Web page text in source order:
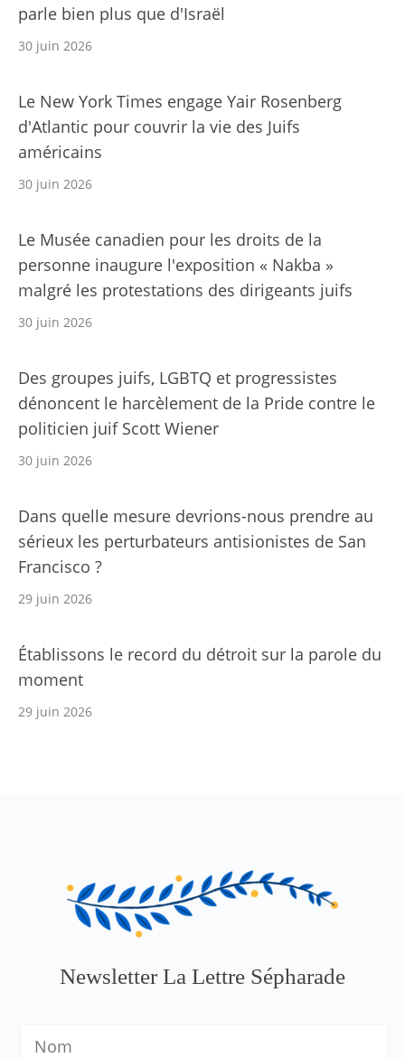
parle bien plus que d'Israël
30 juin 2026
Le New York Times engage Yair Rosenberg
d'Atlantic pour couvrir la vie des Juifs
américains
30 juin 2026
Le Musée canadien pour les droits de la
personne inaugure l'exposition « Nakba »
malgré les protestations des dirigeants juifs
30 juin 2026
Des groupes juifs, LGBTQ et progressistes
dénoncent le harcèlement de la Pride contre le
politicien juif Scott Wiener
30 juin 2026
Dans quelle mesure devrions-nous prendre au
sérieux les perturbateurs antisionistes de San
Francisco ?
29 juin 2026
Établissons le record du détroit sur la parole du
moment
29 juin 2026
Newsletter La Lettre Sépharade